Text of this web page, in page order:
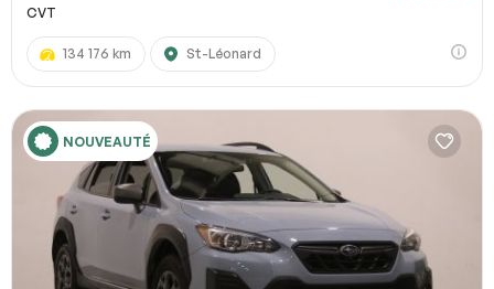
CVT
134 176 km St-Léonard
NOUVEAUTÉ